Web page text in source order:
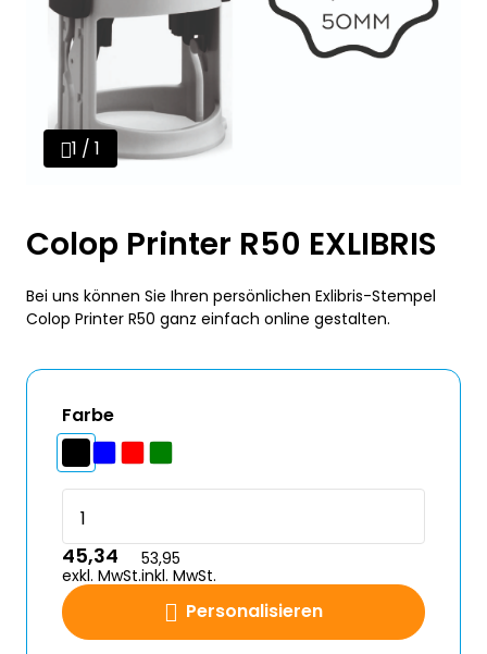
1 / 1
Colop Printer R50 EXLIBRIS
Bei uns können Sie Ihren persönlichen Exlibris-Stempel
Colop Printer R50 ganz einfach online gestalten.
Farbe
Personalisieren
45,34
exkl. MwSt.
53,95
inkl. MwSt.